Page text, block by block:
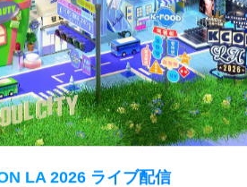
企業情報
シー 放送番組編集基準
お問い合わせ・リクエスト
LA 2026 ライブ配信